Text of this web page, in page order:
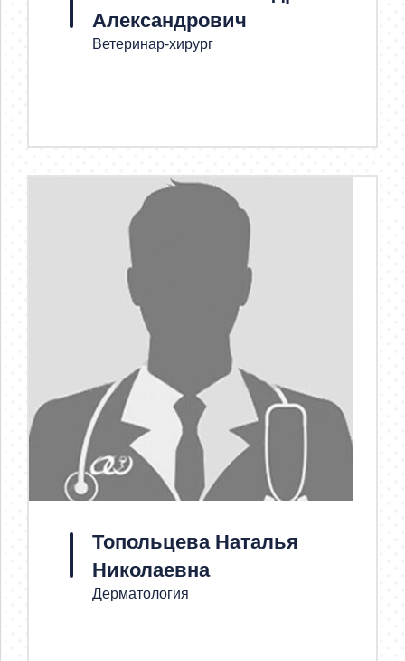
Александрович
Ветеринар-хирург
Топольцева Наталья
Николаевна
Дерматология